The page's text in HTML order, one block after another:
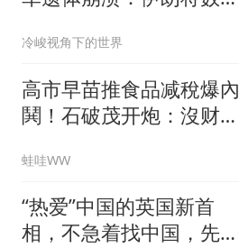
冷峻视角下的世界
高市早苗推食品减稅爆內
鬨！石破茂开炮：沒财源
民.孙大千｜辣晚报
20260804
蛙哇WW
“热爱”中国的英国新首
相，不急着找中国，先给